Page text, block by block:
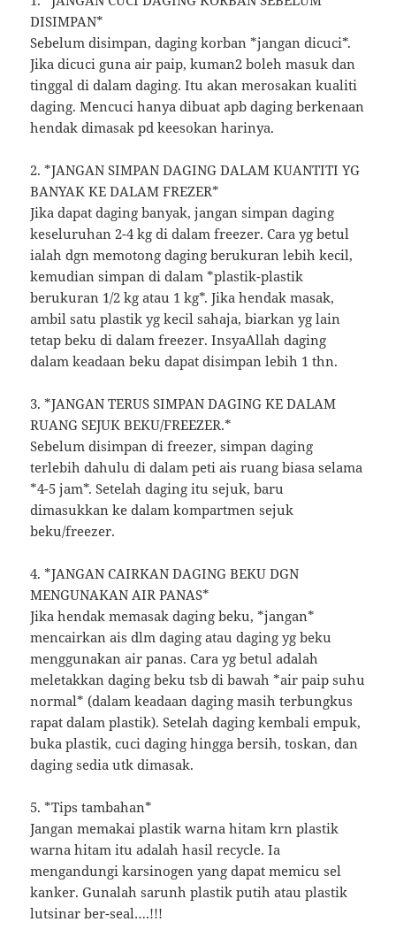
DISIMPAN*
Sebelum disimpan, daging korban *jangan dicuci*.
Jika dicuci guna air paip, kuman2 boleh masuk dan
tinggal di dalam daging. Itu akan merosakan kualiti
daging. Mencuci hanya dibuat apb daging berkenaan
hendak dimasak pd keesokan harinya.
2. *JANGAN SIMPAN DAGING DALAM KUANTITI YG
BANYAK KE DALAM FREZER*
Jika dapat daging banyak, jangan simpan daging
keseluruhan 2-4 kg di dalam freezer. Cara yg betul
ialah dgn memotong daging berukuran lebih kecil,
kemudian simpan di dalam *plastik-plastik
berukuran 1/2 kg atau 1 kg*. Jika hendak masak,
ambil satu plastik yg kecil sahaja, biarkan yg lain
tetap beku di dalam freezer. InsyaAllah daging
dalam keadaan beku dapat disimpan lebih 1 thn.
3. *JANGAN TERUS SIMPAN DAGING KE DALAM
RUANG SEJUK BEKU/FREEZER.*
Sebelum disimpan di freezer, simpan daging
terlebih dahulu di dalam peti ais ruang biasa selama
*4-5 jam*. Setelah daging itu sejuk, baru
dimasukkan ke dalam kompartmen sejuk
beku/freezer.
4. *JANGAN CAIRKAN DAGING BEKU DGN
MENGUNAKAN AIR PANAS*
Jika hendak memasak daging beku, *jangan*
mencairkan ais dlm daging atau daging yg beku
menggunakan air panas. Cara yg betul adalah
meletakkan daging beku tsb di bawah *air paip suhu
normal* (dalam keadaan daging masih terbungkus
rapat dalam plastik). Setelah daging kembali empuk,
buka plastik, cuci daging hingga bersih, toskan, dan
daging sedia utk dimasak.
5. *Tips tambahan*
Jangan memakai plastik warna hitam krn plastik
warna hitam itu adalah hasil recycle. Ia
mengandungi karsinogen yang dapat memicu sel
kanker. Gunalah sarunh plastik putih atau plastik
lutsinar ber-seal….!!!